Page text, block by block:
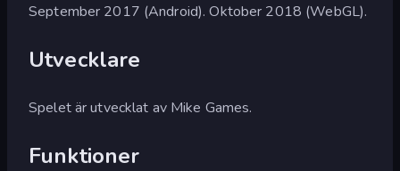
September 2017 (Android). Oktober 2018 (WebGL).
Utvecklare
Spelet är utvecklat av Mike Games.
Funktioner